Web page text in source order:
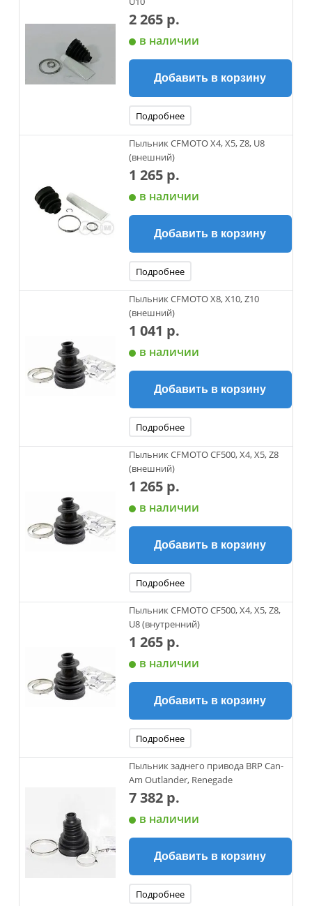
2 265 р.
в наличии
Добавить в корзину
Подробнее
Пыльник CFMOTO X4, X5, Z8, U8
(внешний)
1 265 р.
в наличии
Добавить в корзину
Подробнее
Пыльник CFMOTO X8, X10, Z10
(внешний)
1 041 р.
в наличии
Добавить в корзину
Подробнее
Пыльник CFMOTO CF500, X4, X5, Z8
(внешний)
1 265 р.
в наличии
Добавить в корзину
Подробнее
Пыльник CFMOTO CF500, X4, X5, Z8,
U8 (внутренний)
1 265 р.
в наличии
Добавить в корзину
Подробнее
Пыльник заднего привода BRP Can-
Am Outlander, Renegade
7 382 р.
в наличии
Добавить в корзину
Подробнее